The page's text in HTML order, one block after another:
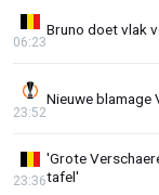
Bruno doet vlak
06:23
Nieuwe blamage
23:52
'Grote
tafel'
23:36